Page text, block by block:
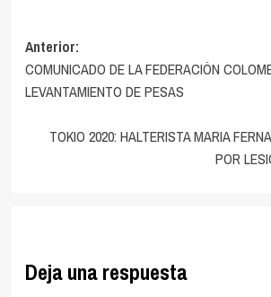
Navegación
de
entradas
Anterior:
COMUNICADO DE LA FEDERACIÓN
LEVANTAMIENTO DE PESAS
TOKIO 2020: HALTERISTA MARIA
POR
Deja una respuesta